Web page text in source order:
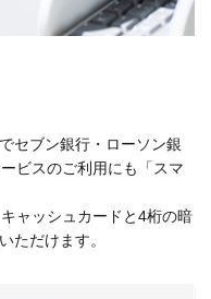
セブン銀行・ローソン銀
ビスのご利用にも「スマ
ャッシュカードと4桁の暗
ただけます。